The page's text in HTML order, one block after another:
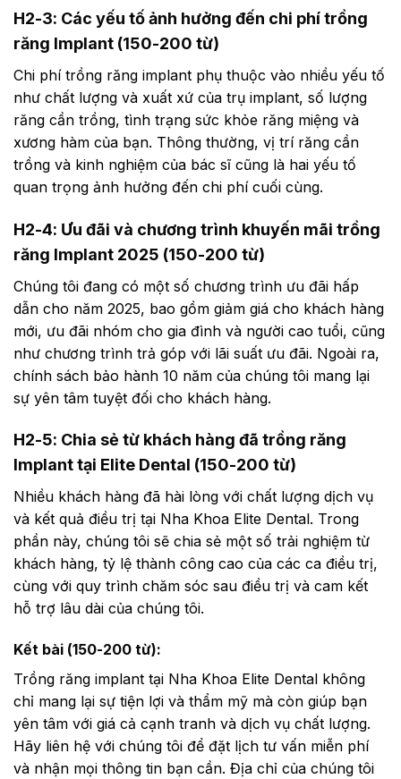
H2-3: Các yếu tố ảnh hưởng đến chi phí trồng
răng Implant (150-200 từ)
Chi phí trồng răng implant phụ thuộc vào nhiều yếu tố
như chất lượng và xuất xứ của trụ implant, số lượng
răng cần trồng, tình trạng sức khỏe răng miệng và
xương hàm của bạn. Thông thường, vị trí răng cần
trồng và kinh nghiệm của bác sĩ cũng là hai yếu tố
quan trọng ảnh hưởng đến chi phí cuối cùng.
H2-4: Ưu đãi và chương trình khuyến mãi trồng
răng Implant 2025 (150-200 từ)
Chúng tôi đang có một số chương trình ưu đãi hấp
dẫn cho năm 2025, bao gồm giảm giá cho khách hàng
mới, ưu đãi nhóm cho gia đình và người cao tuổi, cũng
như chương trình trả góp với lãi suất ưu đãi. Ngoài ra,
chính sách bảo hành 10 năm của chúng tôi mang lại
sự yên tâm tuyệt đối cho khách hàng.
H2-5: Chia sẻ từ khách hàng đã trồng răng
Implant tại Elite Dental (150-200 từ)
Nhiều khách hàng đã hài lòng với chất lượng dịch vụ
và kết quả điều trị tại Nha Khoa Elite Dental. Trong
phần này, chúng tôi sẽ chia sẻ một số trải nghiệm từ
khách hàng, tỷ lệ thành công cao của các ca điều trị,
cùng với quy trình chăm sóc sau điều trị và cam kết
hỗ trợ lâu dài của chúng tôi.
Kết bài (150-200 từ):
Trồng răng implant tại Nha Khoa Elite Dental không
chỉ mang lại sự tiện lợi và thẩm mỹ mà còn giúp bạn
yên tâm với giá cả cạnh tranh và dịch vụ chất lượng.
Hãy liên hệ với chúng tôi để đặt lịch tư vấn miễn phí
và nhận mọi thông tin bạn cần. Địa chỉ của chúng tôi